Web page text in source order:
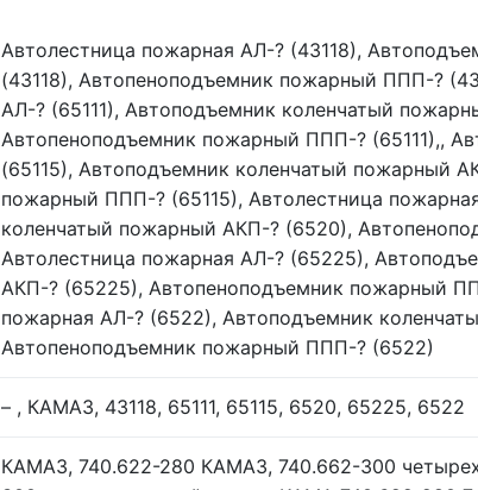
Автолестница пожарная АЛ-? (43118),
(43118), Автопеноподъемник пожарный ППП-?
АЛ-? (65111), Автоподъемник коленчатый
Автопеноподъемник пожарный ППП-? (65111),,
(65115), Автоподъемник коленчатый пожарный
пожарный ППП-? (65115), Автолестница
коленчатый пожарный АКП-? (6520),
Автолестница пожарная АЛ-? (65225),
АКП-? (65225), Автопеноподъемник пожарный
пожарная АЛ-? (6522), Автоподъемник
Автопеноподъемник пожарный ППП-? (6522)
– , КАМАЗ, 43118, 65111, 65115, 6520, 65225, 6522
КАМАЗ, 740.622-280 КАМАЗ, 740.662-300